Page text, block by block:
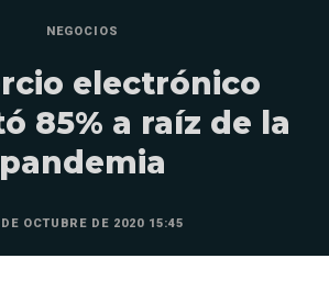
NEGOCIOS
electrónico
85% a raíz de la
pandemia
OCTUBRE DE 2020 15:45